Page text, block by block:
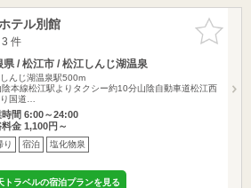
お気に入
りに追加
テル別館
件
県 / 松江市 / 松江しんじ湖温泉
んじ湖温泉駅500m
陰本線松江駅よりタクシー約10分山陰自動車道松江西
国道…
時間 6:00～24:00
料金 1,100円～
り 宿泊 塩化物泉
トラベルの宿泊プランを見る